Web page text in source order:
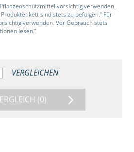
vorsichtig verwenden.
sind stets zu befolgen.“ Für
verwenden. Vor Gebrauch stets
lesen.“
VERGLEICHEN
(0)